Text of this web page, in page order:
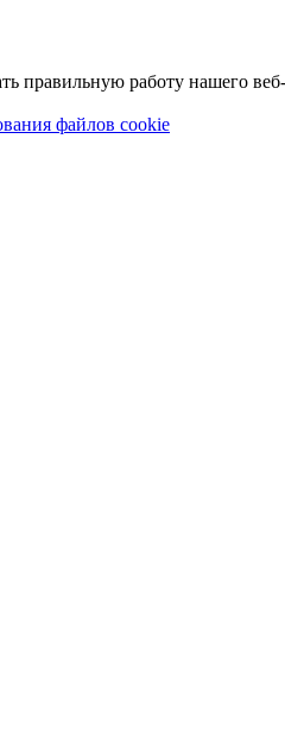
правильную работу нашего веб-
файлов cookie